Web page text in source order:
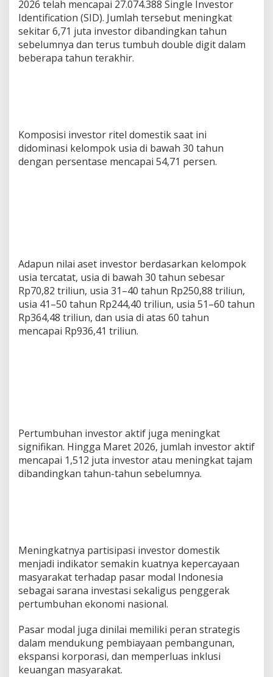
2026 telah mencapai 27.074.388 Single Investor
Identification (SID). Jumlah tersebut meningkat
sekitar 6,71 juta investor dibandingkan tahun
sebelumnya dan terus tumbuh double digit dalam
beberapa tahun terakhir.
Komposisi investor ritel domestik saat ini
didominasi kelompok usia di bawah 30 tahun
dengan persentase mencapai 54,71 persen.
Adapun nilai aset investor berdasarkan kelompok
usia tercatat, usia di bawah 30 tahun sebesar
Rp70,82 triliun, usia 31–40 tahun Rp250,88 triliun,
usia 41–50 tahun Rp244,40 triliun, usia 51–60 tahun
Rp364,48 triliun, dan usia di atas 60 tahun
mencapai Rp936,41 triliun.
Pertumbuhan investor aktif juga meningkat
signifikan. Hingga Maret 2026, jumlah investor aktif
mencapai 1,512 juta investor atau meningkat tajam
dibandingkan tahun-tahun sebelumnya.
Meningkatnya partisipasi investor domestik
menjadi indikator semakin kuatnya kepercayaan
masyarakat terhadap pasar modal Indonesia
sebagai sarana investasi sekaligus penggerak
pertumbuhan ekonomi nasional.
Pasar modal juga dinilai memiliki peran strategis
dalam mendukung pembiayaan pembangunan,
ekspansi korporasi, dan memperluas inklusi
keuangan masyarakat.